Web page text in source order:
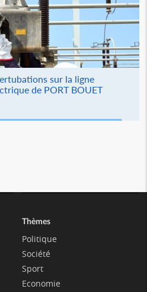
sur la ligne
de PORT BOUET
Thèmes
Politique
Société
Sport
Economie